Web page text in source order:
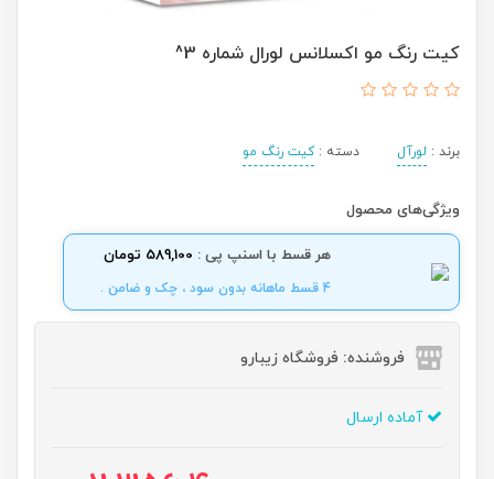
کیت رنگ مو اکسلانس لورال شماره 3^
برند : لورآل دسته :کیت رنگ مو
ویژگی‌های محصول
هر قسط با اسنپ پی : 589,100 تومان
4 قسط ماهانه بدون سود ، چک و ضامن .
فروشنده: فروشگاه زیبارو
آماده ارسال